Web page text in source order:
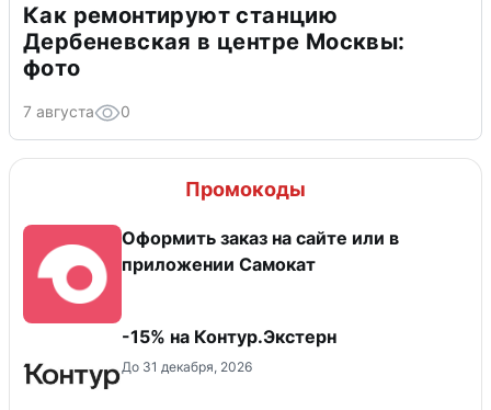
Как ремонтируют станцию
Дербеневская в центре Москвы:
фото
7 августа 0
Промокоды
Оформить заказ на сайте или в
приложении Самокат
-15% на Контур.Экстерн
До 31 декабря, 2026